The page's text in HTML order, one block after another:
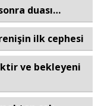
duası…
ilk cephesi
ve bekleyeni